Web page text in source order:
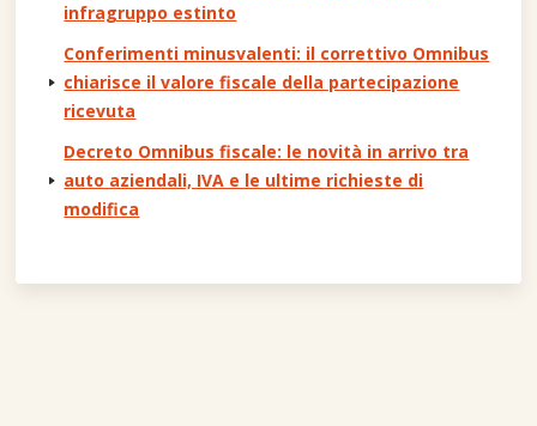
infragruppo estinto
Conferimenti minusvalenti: il correttivo Omnibus
chiarisce il valore fiscale della partecipazione
ricevuta
Decreto Omnibus fiscale: le novità in arrivo tra
auto aziendali, IVA e le ultime richieste di
modifica